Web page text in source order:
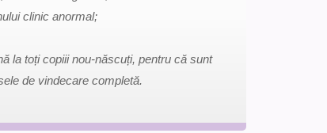
clinic anormal;
la toți copiii nou-născuți, pentru că sunt
de vindecare completă.